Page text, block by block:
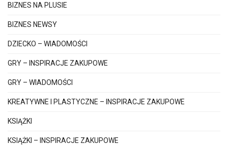
BIZNES NA PLUSIE
BIZNES NEWSY
DZIECKO – WIADOMOŚCI
GRY – INSPIRACJE ZAKUPOWE
GRY – WIADOMOŚCI
KREATYWNE I PLASTYCZNE – INSPIRACJE ZAKUPOWE
KSIĄŻKI
KSIĄŻKI – INSPIRACJE ZAKUPOWE